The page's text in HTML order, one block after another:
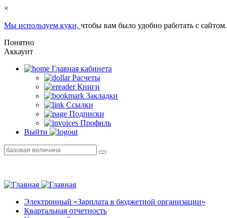
×
Мы используем куки, чтобы вам было удобно работать с сайтом.
Понятно
Аккаунт
Главная кабинетa
Расчеты
Книги
Закладки
Ссылки
Подписки
Профиль
Выйти
Электронный «Зарплата в бюджетной организации»
Квартальная отчетность